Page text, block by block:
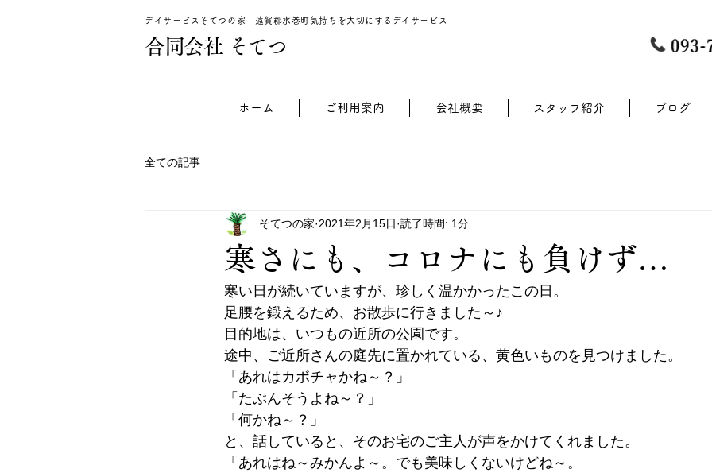
デイサービスそてつの家｜遠賀郡水巻町気持ちを大切にするデイサービス
​合同会社 そてつ
ホーム ご利用案内 会社概要 スタッフ紹介 ブログ
全ての記事
寒さにも、コロナにも負けず…
そてつの家 2021年2月15日 読了時間: 1分
寒い日が続いていますが、珍しく温かかったこの日。
足腰を鍛えるため、お散歩に行きました～♪
目的地は、いつもの近所の公園です。
途中、ご近所さんの庭先に置かれている、黄色いものを見つけました。
「あれはカボチャかね～？」
「たぶんそうよね～？」
「何かね～？」
と、話していると、そのお宅のご主人が声をかけてくれました。
「あれはね～みかんよ～。でも美味しくないけどね～。